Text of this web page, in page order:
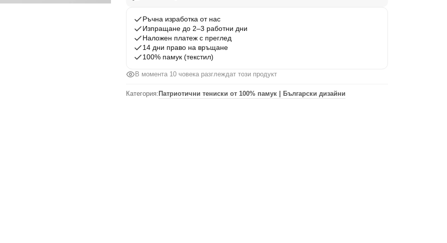
Ръчна изработка от нас
Изпращане до 2–3 работни дни
Наложен платеж с преглед
14 дни право на връщане
100% памук (текстил)
В момента 10 човека разглеждат този продукт
Категория: Патриотични тениски от 100% памук | Български дизайни